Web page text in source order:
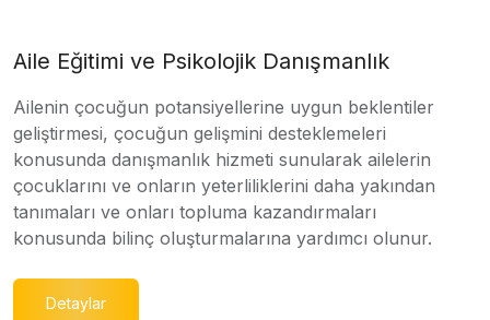
Aile Eğitimi ve Psikolojik Danışmanlık
Ailenin çocuğun potansiyellerine uygun beklentiler
geliştirmesi, çocuğun gelişmini desteklemeleri
konusunda danışmanlık hizmeti sunularak ailelerin
çocuklarını ve onların yeterliliklerini daha yakından
tanımaları ve onları topluma kazandırmaları
konusunda bilinç oluşturmalarına yardımcı olunur.
Detaylar